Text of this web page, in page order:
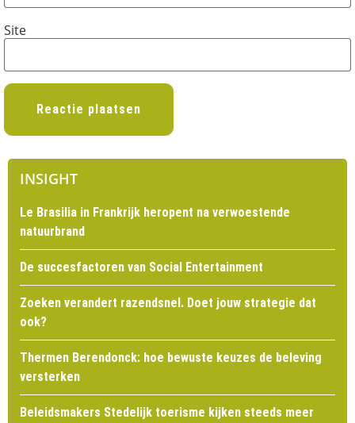
Site
INSIGHT
Le Brasilia in Frankrijk heropent na verwoestende
natuurbrand
De succesfactoren van Social Entertainment
Zoeken verandert razendsnel. Doet jouw strategie dat
ook?
Thermen Berendonck: hoe bewuste keuzes de beleving
versterken
Beleidsmakers Stedelijk toerisme kijken steeds meer